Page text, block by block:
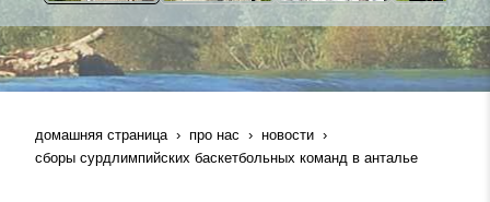
домашняя страница про нас
новости
сборы сурдлимпийских баскетбольных команд в анталье